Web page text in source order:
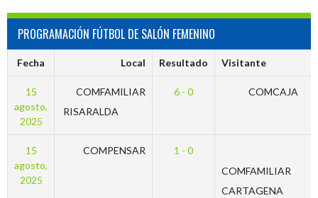
PROGRAMACIÓN FÚTBOL DE SALÓN FEMENINO
Fecha Local Resultado Visitante
15
agosto,
2025
COMFAMILIAR
RISARALDA
6 - 0 COMCAJA
15
agosto,
2025
COMPENSAR
1 - 0
COMFAMILIAR
CARTAGENA